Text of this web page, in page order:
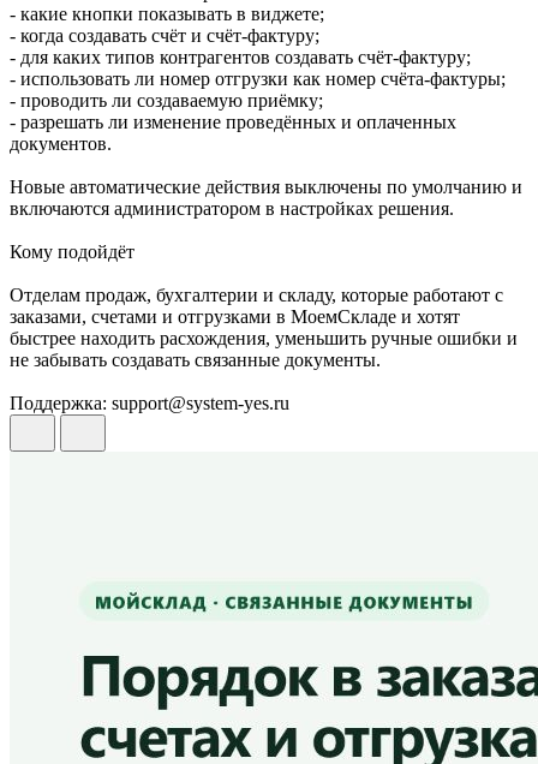
- какие кнопки показывать в виджете;
- когда создавать счёт и счёт-фактуру;
- для каких типов контрагентов создавать счёт-фактуру;
- использовать ли номер отгрузки как номер счёта-фактуры;
- проводить ли создаваемую приёмку;
- разрешать ли изменение проведённых и оплаченных
документов.
Новые автоматические действия выключены по умолчанию и
включаются администратором в настройках решения.
Кому подойдёт
Отделам продаж, бухгалтерии и складу, которые работают с
заказами, счетами и отгрузками в МоемСкладе и хотят
быстрее находить расхождения, уменьшить ручные ошибки и
не забывать создавать связанные документы.
Поддержка: support@system-yes.ru